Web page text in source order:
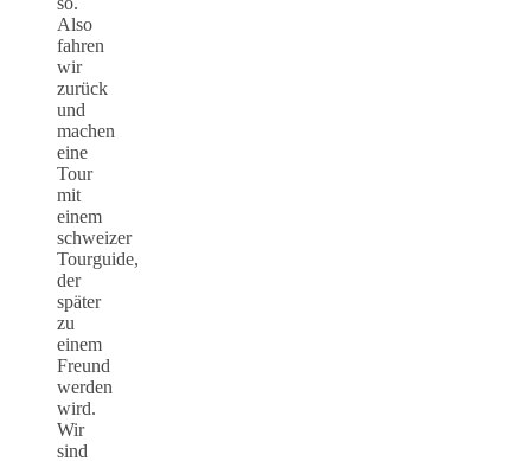
Also
fahren
wir
zurück
und
machen
eine
Tour
mit
einem
schweizer
Tourguide,
der
später
zu
einem
Freund
werden
wird.
Wir
sind